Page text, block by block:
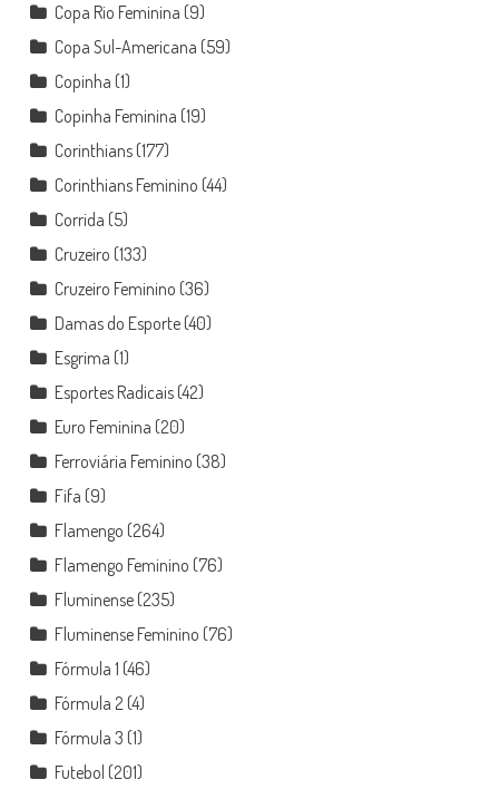
Copa Rio Feminina (9)
Copa Sul-Americana (59)
Copinha (1)
Copinha Feminina (19)
Corinthians(177)
Corinthians Feminino (44)
Corrida (5)
Cruzeiro (133)
Cruzeiro Feminino (36)
Damas do Esporte(40)
Esgrima (1)
Esportes Radicais(42)
Euro Feminina (20)
Ferroviária Feminino (38)
Fifa (9)
Flamengo (264)
Flamengo Feminino (76)
Fluminense(235)
Fluminense Feminino (76)
Fórmula 1 (46)
Fórmula 2(4)
Fórmula 3 (1)
Futebol (201)